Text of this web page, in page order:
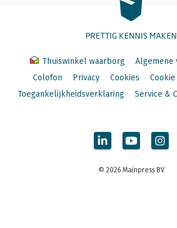
PRETTIG KENNIS MAKEN
Thuiswinkel waarborg
Algemene
Colofon
Privacy Cookies
Toegankelijkheidsverklaring
Service &
© 2026 Mainpress BV